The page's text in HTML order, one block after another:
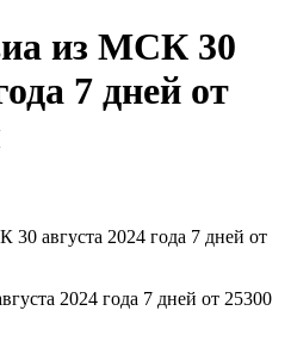
из МСК 30
7 дней от
августа 2024 года 7 дней от
2024 года 7 дней от 25300